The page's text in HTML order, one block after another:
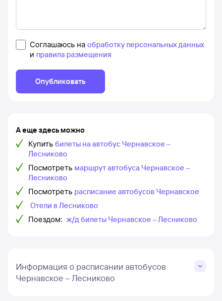
Соглашаюсь на обработку персональных данных
и правила размещения
Опубликовать
А еще здесь можно
Купить билеты на автобус Чернавское –
Лесниково
Посмотреть маршрут автобуса Чернавское –
Лесниково
Посмотреть расписание автобусов Чернавское
Отели в Лесниково
Поездом: ж/д билеты Чернавское – Лесниково
Информация о расписании автобусов
Чернавское – Лесниково